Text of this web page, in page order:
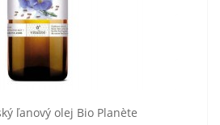
ľanový olej Bio Planète